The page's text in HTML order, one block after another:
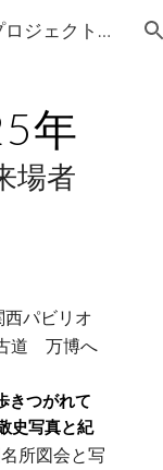
Skip to navigation
熊野古道を世界遺産に登録するプロジェクト準備会
5年
場者
パビリオ
道 万博へ
きつがれて
史写真と紀
所図会と写